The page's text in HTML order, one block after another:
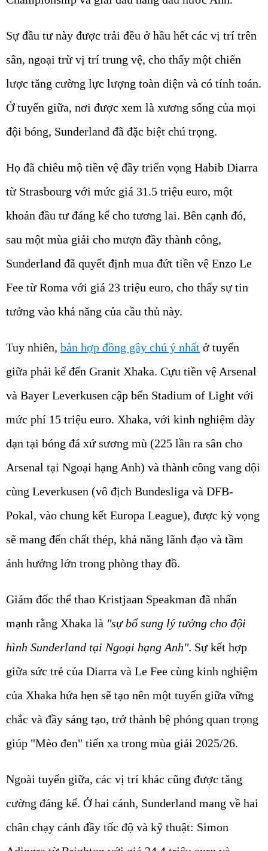
Sự đầu tư này được trải đều ở hầu hết các vị trí trên
sân, ngoại trừ vị trí trung vệ, cho thấy một chiến
lược tăng cường lực lượng toàn diện và có tính toán.
Ở tuyến giữa, nơi được xem là xương sống của mọi
đội bóng, Sunderland đã đặc biệt chú trọng.
Họ đã chiêu mộ tiền vệ đầy triển vọng Habib Diarra
từ Strasbourg với mức giá 31.5 triệu euro, một
khoản đầu tư đáng kể cho tương lai. Bên cạnh đó,
sau một mùa giải cho mượn đầy thành công,
Sunderland đã quyết định mua đứt tiền vệ Enzo Le
Fee từ Roma với giá 23 triệu euro, cho thấy sự tin
tưởng vào khả năng của cầu thủ này.
Tuy nhiên, bản hợp đồng gây chú ý nhất ở tuyến
giữa phải kể đến Granit Xhaka. Cựu tiền vệ Arsenal
và Bayer Leverkusen cập bến Stadium of Light với
mức phí 15 triệu euro. Xhaka, với kinh nghiệm dày
dạn tại bóng đá xứ sương mù (225 lần ra sân cho
Arsenal tại Ngoại hạng Anh) và thành công vang dội
cùng Leverkusen (vô địch Bundesliga và DFB-
Pokal, vào chung kết Europa League), được kỳ vọng
sẽ mang đến chất thép, khả năng lãnh đạo và tầm
ảnh hưởng lớn trong phòng thay đồ.
Giám đốc thể thao Kristjaan Speakman đã nhấn
mạnh rằng Xhaka là "sự bổ sung lý tưởng cho đội
hình Sunderland tại Ngoại hạng Anh". Sự kết hợp
giữa sức trẻ của Diarra và Le Fee cùng kinh nghiệm
của Xhaka hứa hẹn sẽ tạo nên một tuyến giữa vững
chắc và đầy sáng tạo, trở thành bệ phóng quan trọng
giúp "Mèo đen" tiến xa trong mùa giải 2025/26.
Ngoài tuyến giữa, các vị trí khác cũng được tăng
cường đáng kể. Ở hai cánh, Sunderland mang về hai
chân chạy cánh đầy tốc độ và kỹ thuật: Simon